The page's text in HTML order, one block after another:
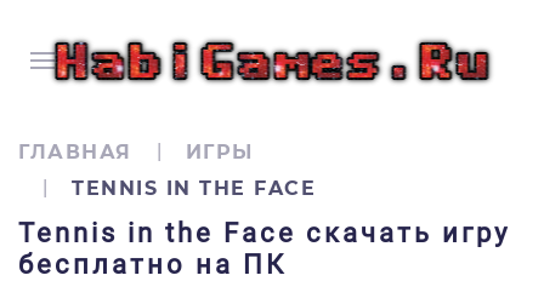
ГЛАВНАЯ
ИГРЫ
TENNIS IN THE FACE
Tennis in the Face скачать игру
бесплатно на ПК